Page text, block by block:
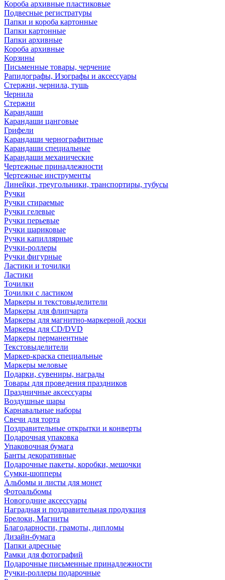
Короба архивные пластиковые
Подвесные регистратуры
Папки и короба картонные
Папки картонные
Папки архивные
Короба архивные
Корзины
Письменные товары, черчение
Рапидографы, Изографы и аксессуары
Стержни, чернила, тушь
Чернила
Стержни
Карандаши
Карандаши цанговые
Грифели
Карандаши чернографитные
Карандаши специальные
Карандаши механические
Чертежные принадлежности
Чертежные инструменты
Линейки, треугольники, транспортиры, тубусы
Ручки
Ручки стираемые
Ручки гелевые
Ручки перьевые
Ручки шариковые
Ручки капиллярные
Ручки-роллеры
Ручки фигурные
Ластики и точилки
Ластики
Точилки
Точилки с ластиком
Маркеры и текстовыделители
Маркеры для флипчарта
Маркеры для магнитно-маркерной доски
Маркеры для CD/DVD
Маркеры перманентные
Текстовыделители
Маркер-краска специальные
Маркеры меловые
Подарки, сувениры, награды
Товары для проведения праздников
Праздничные аксессуары
Воздушные шары
Карнавальные наборы
Свечи для торта
Поздравительные открытки и конверты
Подарочная упаковка
Упаковочная бумага
Банты декоративные
Подарочные пакеты, коробки, мешочки
Сумки-шопперы
Альбомы и листы для монет
Фотоальбомы
Новогодние аксессуары
Наградная и поздравительная продукция
Брелоки, Магниты
Благодарности, грамоты, дипломы
Дизайн-бумага
Папки адресные
Рамки для фотографий
Подарочные письменные принадлежности
Ручки-роллеры подарочные